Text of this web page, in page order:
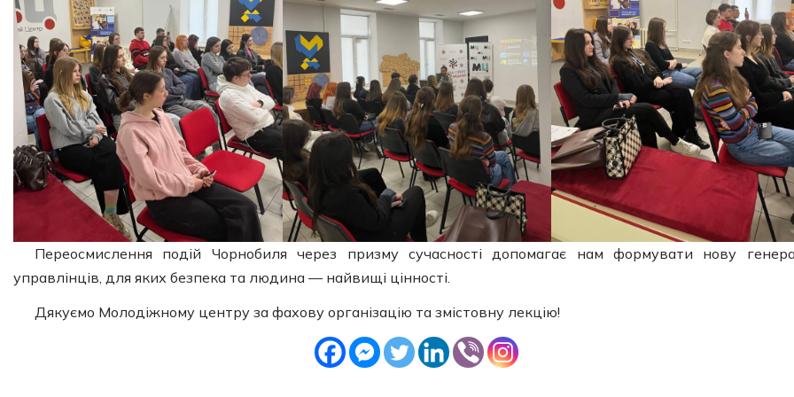
Переосмислення подій Чорнобиля через призму сучасності допомагає нам формувати нову
управлінців, для яких безпека та людина — найвищі цінності.
Дякуємо Молодіжному центру за фахову організацію та змістовну лекцію!